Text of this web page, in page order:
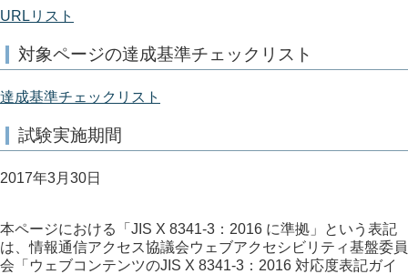
URLリスト
対象ページの達成基準チェックリスト
達成基準チェックリスト
試験実施期間
2017年3月30日
本ページにおける「JIS X 8341-3：2016 に準拠」という表記
は、情報通信アクセス協議会ウェブアクセシビリティ基盤委員
会「ウェブコンテンツのJIS X 8341-3：2016 対応度表記ガイ